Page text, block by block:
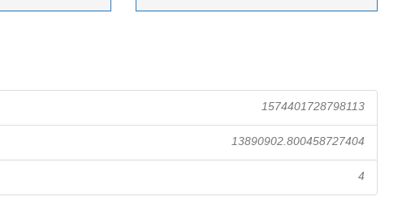
1574401728798113
13890902.800458727404
4